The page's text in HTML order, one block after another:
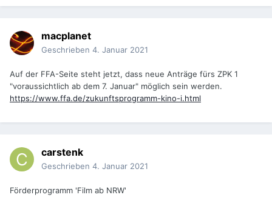
macplanet
Geschrieben 4. Januar 2021
Auf der FFA-Seite steht jetzt, dass neue Anträge fürs ZPK 1
"voraussichtlich ab dem 7. Januar" möglich sein werden.
https://www.ffa.de/zukunftsprogramm-kino-i.html
carstenk
Geschrieben 4. Januar 2021
Förderprogramm 'Film ab NRW'